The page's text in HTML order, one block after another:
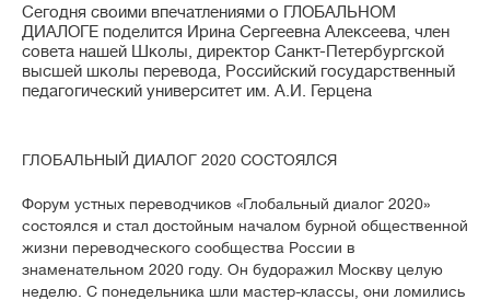
Сегодня своими впечатлениями о ГЛОБАЛЬНОМ
ДИАЛОГЕ поделится Ирина Сергеевна Алексеева, член
совета нашей Школы, директор Санкт-Петербургской
высшей школы перевода, Российский государственный
педагогический университет им. А.И. Герцена
ГЛОБАЛЬНЫЙ ДИАЛОГ 2020 СОСТОЯЛСЯ
Форум устных переводчиков «Глобальный диалог 2020»
состоялся и стал достойным началом бурной общественной
жизни переводческого сообщества России в
знаменательном 2020 году. Он будоражил Москву целую
неделю. С понедельника шли мастер-классы, они ломились